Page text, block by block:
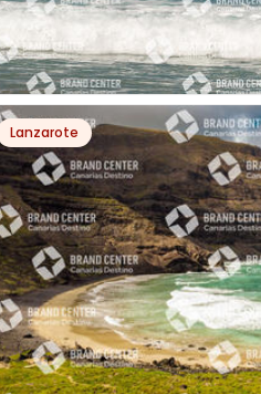
PLAYA DE LA CANTERÍA
Lanzarote